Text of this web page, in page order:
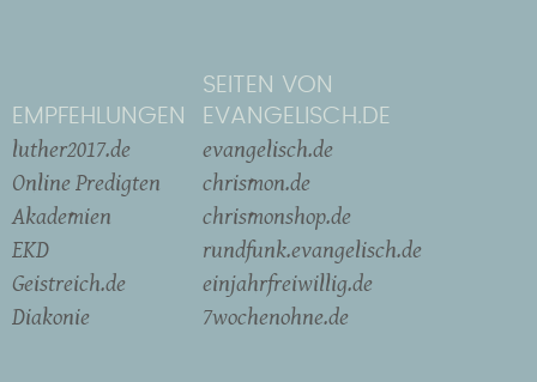
EMPFEHLUNGEN
luther2017.de
Online Predigten
Akademien
EKD
Geistreich.de
Diakonie
SEITEN VON
EVANGELISCH.DE
evangelisch.de
chrismon.de
chrismonshop.de
rundfunk.evangelisch.de
einjahrfreiwillig.de
7wochenohne.de